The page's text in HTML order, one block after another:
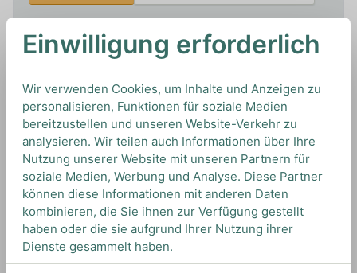
In den Warenkorb
0,7L 33%
Artikelnummer: 21141
Sonstige Liköre von Monkai ausBelgien
HOW TO DRINK
Einwilligung erforderlich
Wir verwenden Cookies, um Inhalte und Anzeigen zu
personalisieren, Funktionen für soziale Medien
bereitzustellen und unseren Website-Verkehr zu
analysieren. Wir teilen auch Informationen über Ihre
Nutzung unserer Website mit unseren Partnern für
soziale Medien, Werbung und Analyse. Diese Partner
können diese Informationen mit anderen Daten
kombinieren, die Sie ihnen zur Verfügung gestellt
haben oder die sie aufgrund Ihrer Nutzung ihrer
Dienste gesammelt haben.